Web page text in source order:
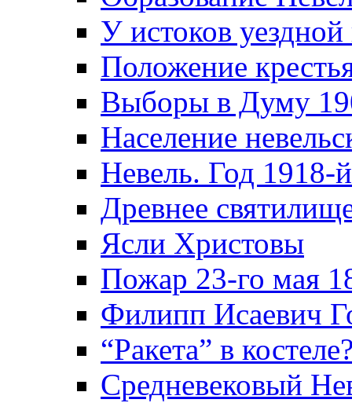
У истоков
Положение
Выборы в Думу
Население
Невель. Год 1918-
Древнее
Ясли Христовы
Пожар 23-го мая
Филипп Исаевич
“Ракета” в
Средневековый